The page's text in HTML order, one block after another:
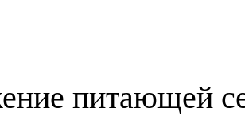
питающей